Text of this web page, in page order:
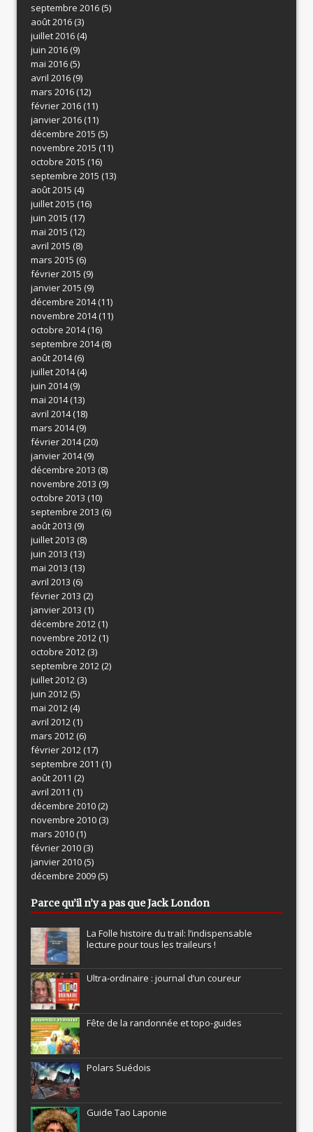
septembre 2016(5)
août 2016(3)
juillet 2016(4)
juin 2016(9)
mai 2016(5)
avril 2016(9)
mars 2016(12)
février 2016(11)
janvier 2016(11)
décembre 2015 (5)
novembre 2015 (11)
octobre 2015 (16)
septembre 2015 (13)
août 2015 (4)
juillet 2015 (16)
juin 2015 (17)
mai 2015 (12)
avril 2015 (8)
mars 2015 (6)
février 2015 (9)
janvier 2015 (9)
décembre 2014(11)
novembre 2014(11)
octobre 2014(16)
septembre 2014(8)
août 2014(6)
juillet 2014(4)
juin 2014(9)
mai 2014(13)
avril 2014(18)
mars 2014(9)
février 2014(20)
janvier 2014(9)
décembre 2013 (8)
novembre 2013 (9)
octobre 2013 (10)
septembre 2013 (6)
août 2013 (9)
juillet 2013 (8)
juin 2013 (13)
mai 2013 (13)
avril 2013 (6)
février 2013 (2)
janvier 2013 (1)
décembre 2012 (1)
novembre 2012 (1)
octobre 2012 (3)
septembre 2012 (2)
juillet 2012 (3)
juin 2012 (5)
mai 2012 (4)
avril 2012 (1)
mars 2012 (6)
février 2012 (17)
septembre 2011 (1)
août 2011 (2)
avril 2011 (1)
décembre 2010(2)
novembre 2010(3)
mars 2010(1)
février 2010(3)
janvier 2010(5)
décembre 2009(5)
Parce qu’il n’y a pas que Jack London
La Folle histoire du trail: l’indispensable
lecture pour tous les traileurs !
Ultra-ordinaire : journal d’un coureur
Fête de la randonnée et topo-guides
Polars Suédois
Guide Tao Laponie